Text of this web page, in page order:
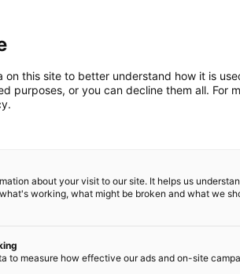
this site to better understand how it is
purposes, or you can decline them all. For
about your visit to our site. It helps us
working, what might be broken and what we
to measure how effective our ads and on-site